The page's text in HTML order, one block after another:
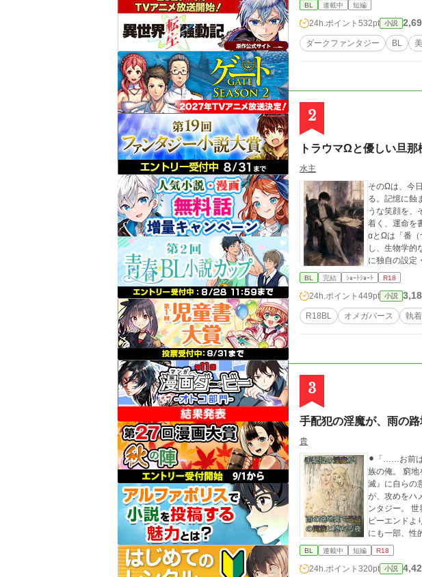
BL 連載中 短編
24h.ポイント 532pt 小説
ダークファンタジー BL
2
トラウマΩと優しい旦那
水主
そのΩは、今
る。記憶に蝕
うな笑顔を、その顔に貼り付けて。 傷つい
着く、運命を書き換える物語。 ※本作はオメガバー
αとΩは「番（
し、生物学的な機
BL 完結 ｼｮｰﾄｼｮｰﾄ R18
24h.ポイント 449pt 小説
R18BL オメガバース 執
3
手配犯の淫魔が、雨の
貴
⚫︎「……お前
族の俺。 窮地
滅』に自らの
が、攻めをハ
ンタジー。 世界観は中東あたりのイメージ。攻めがクソ、受けは悲惨ですがタフなので悲壮感はありません。ハッ
ピーエンドよりだと思います。 ⚫︎タグ注意。 各話
にも一部、性
BL 連載中 短編 R18
24h.ポイント 320pt 小説